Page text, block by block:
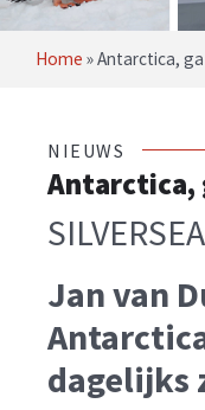
Home »Antarctica,
NIEUWS
Antarctica,
SILVERSEA
Jan van
dagelijks